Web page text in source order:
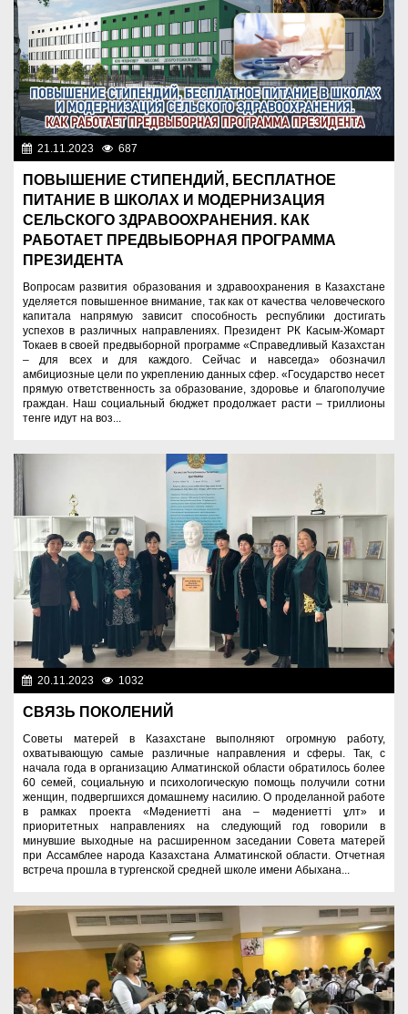
21.11.2023 687
ПОВЫШЕНИЕ СТИПЕНДИЙ, БЕСПЛАТНОЕ
ПИТАНИЕ В ШКОЛАХ И МОДЕРНИЗАЦИЯ
СЕЛЬСКОГО ЗДРАВООХРАНЕНИЯ. КАК
РАБОТАЕТ ПРЕДВЫБОРНАЯ ПРОГРАММА
ПРЕЗИДЕНТА
Вопросам развития образования и здравоохранения в Казахстане
уделяется повышенное внимание, так как от качества человеческого
капитала напрямую зависит способность республики достигать
успехов в различных направлениях. Президент РК Касым-Жомарт
Токаев в своей предвыборной программе «Справедливый Казахстан
– для всех и для каждого. Сейчас и навсегда» обозначил
амбициозные цели по укреплению данных сфер. «Государство несет
прямую ответственность за образование, здоровье и благополучие
граждан. Наш социальный бюджет продолжает расти – триллионы
тенге идут на воз...
20.11.2023 1032
СВЯЗЬ ПОКОЛЕНИЙ
Советы матерей в Казахстане выполняют огромную работу,
охватывающую самые различные направления и сферы. Так, с
начала года в организацию Алматинской области обратилось более
60 семей, социальную и психологическую помощь получили сотни
женщин, подвергшихся домашнему насилию. О проделанной работе
в рамках проекта «Мәдениетті ана – мәдениетті ұлт» и
приоритетных направлениях на следующий год говорили в
минувшие выходные на расширенном заседании Совета матерей
при Ассамблее народа Казахстана Алматинской области. Отчетная
встреча прошла в тургенской средней школе имени Абыхана...